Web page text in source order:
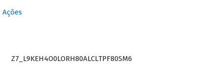
Ações
Z7_L9KEH4O0LORH80ALCLTPF80SM6